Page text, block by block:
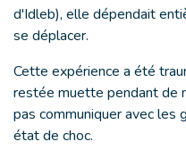
d'Idleb), elle dépendait
se déplacer.
Cette expérience a été
restée muette pendant de
pas communiquer avec les
état de choc.